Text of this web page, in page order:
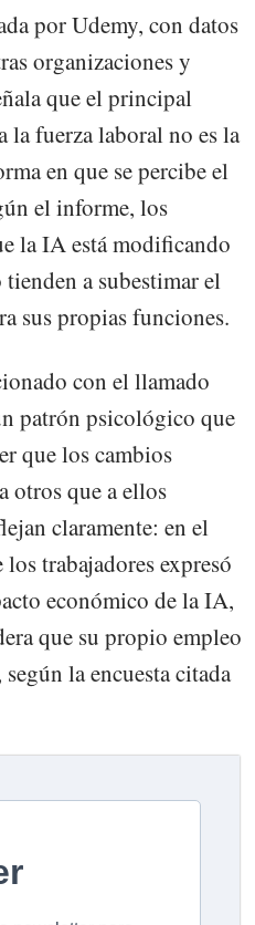
por Udemy, con datos
organizaciones y
que el principal
la fuerza laboral no es la
en que se percibe el
el informe, los
la IA está modificando
a subestimar el
sus propias funciones.
con el llamado
patrón psicológico que
que los cambios
otros que a ellos
claramente: en el
trabajadores expresó
económico de la IA,
que su propio empleo
la encuesta citada